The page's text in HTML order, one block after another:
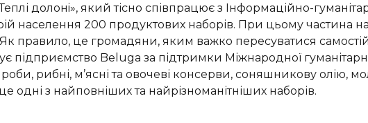
долонi», який тісно співпрацює з Інформаційно-
населення 200 продуктових наборів. При цьому частина
правило, це громадяни, яким важко пересуватися
підприємство Beluga за підтримки Міжнародної
рибні, м’ясні та овочеві консерви, соняшникову олію,
одні з найповніших та найрізноманітніших наборів.